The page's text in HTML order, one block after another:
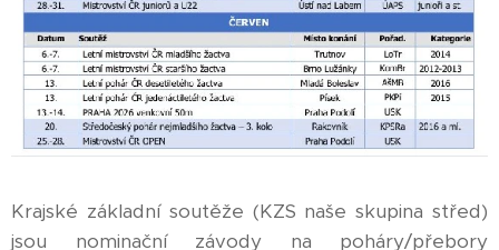
Krajské základní soutěže (KZS naše skupina střed)
jsou nominační závody na poháry/přebory